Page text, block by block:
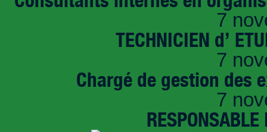
7
TECHNICIEN d’
7
Chargé de gestion des
7